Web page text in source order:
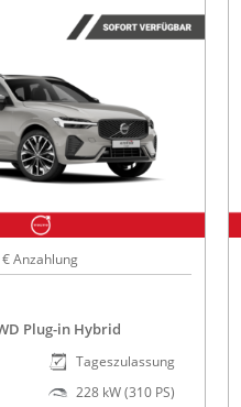
Anzahlung
Plug-in Hybrid
Tageszulassung
228 kW (310 PS)